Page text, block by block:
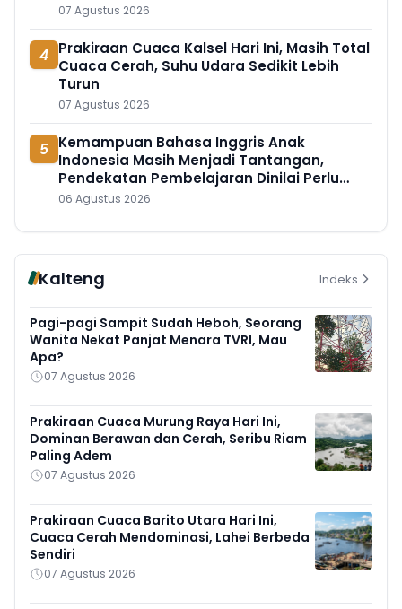
07 Agustus 2026
4 Prakiraan Cuaca Kalsel Hari Ini, Masih Total
Cuaca Cerah, Suhu Udara Sedikit Lebih
Turun
07 Agustus 2026
5 Kemampuan Bahasa Inggris Anak
Indonesia Masih Menjadi Tantangan,
Pendekatan Pembelajaran Dinilai Perlu
Berubah
06 Agustus 2026
Kalteng Indeks
Pagi-pagi Sampit Sudah Heboh, Seorang
Wanita Nekat Panjat Menara TVRI, Mau
Apa?
07 Agustus 2026
Prakiraan Cuaca Murung Raya Hari Ini,
Dominan Berawan dan Cerah, Seribu Riam
Paling Adem
07 Agustus 2026
Prakiraan Cuaca Barito Utara Hari Ini,
Cuaca Cerah Mendominasi, Lahei Berbeda
Sendiri
07 Agustus 2026